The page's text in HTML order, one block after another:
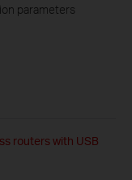
parameters
routers with USB